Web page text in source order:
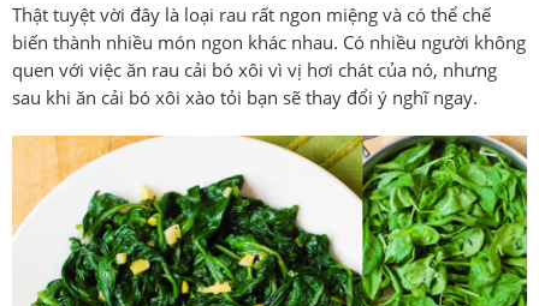
Thật tuyệt vời đây là loại rau rất ngon miệng và có thể chế
biến thành nhiều món ngon khác nhau. Có nhiều người không
quen với việc ăn rau cải bó xôi vì vị hơi chát của nó, nhưng
sau khi ăn cải bó xôi xào tỏi bạn sẽ thay đổi ý nghĩ ngay.